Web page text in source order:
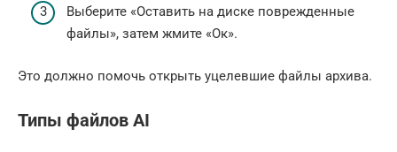
Выберите «Оставить на диске поврежденные
файлы», затем жмите «Ок».
Это должно помочь открыть уцелевшие файлы архива.
Типы файлов AI